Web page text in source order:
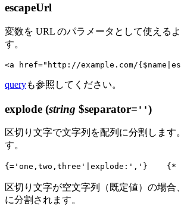
escapeUrl
変数を URL のパラメータとして使える
す。
queryも参照してください。
explode (string $separator= '')
区切り文字で文字列を配列に分割します。
す。
区切り文字が空文字列（既定値）の場合
に分割されます。